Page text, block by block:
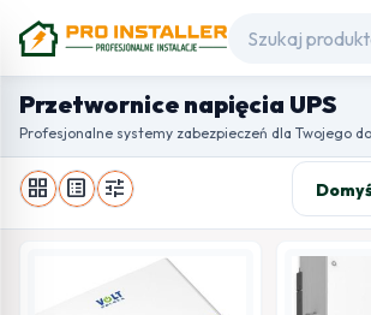
Przetwornice napięcia UPS
Profesjonalne systemy zabezpieczeń dla Twojego
grid_view list_alt tune